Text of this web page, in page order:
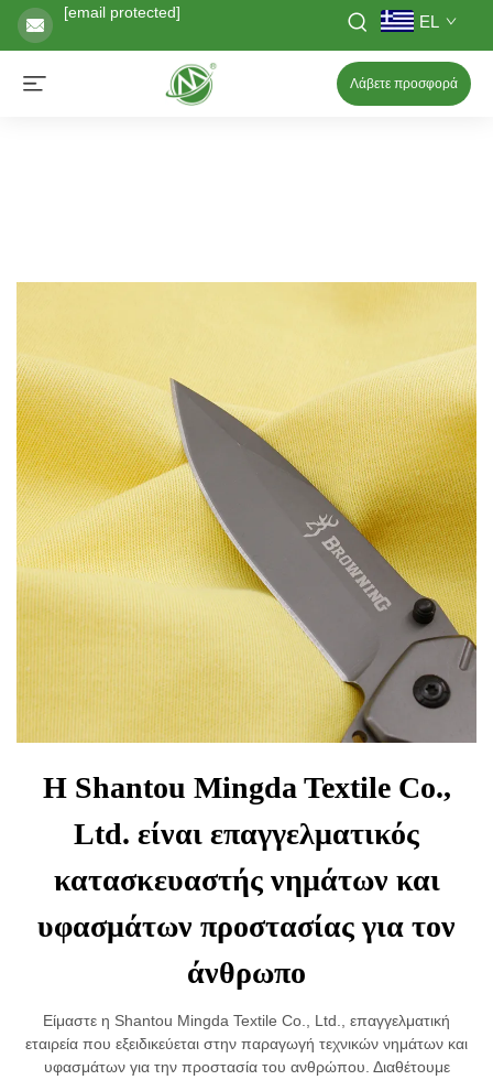
[email protected] EL
Λάβετε προσφορά
Η Shantou Mingda Textile Co.,
Ltd. είναι επαγγελματικός
κατασκευαστής νημάτων και
υφασμάτων προστασίας για τον
άνθρωπο
Είμαστε η Shantou Mingda Textile Co., Ltd., επαγγελματική
εταιρεία που εξειδικεύεται στην παραγωγή τεχνικών νημάτων και
υφασμάτων για την προστασία του ανθρώπου. Διαθέτουμε